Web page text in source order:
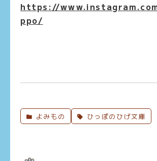
https://
ppo/
よみもの ひっぽのひげ文庫